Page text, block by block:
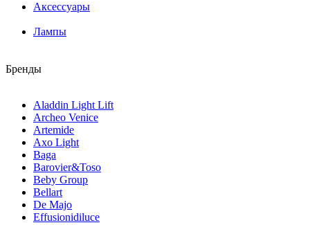
Аксессуары
Лампы
Бренды
Aladdin Light Lift
Archeo Venice
Artemide
Axo Light
Baga
Barovier&Toso
Beby Group
Bellart
De Majo
Effusionidiluce